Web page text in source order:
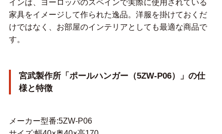
インは、ヨーロッパのスペインで実際に使用されている
家具をイメージして作られた逸品。洋服を掛けておくだ
けではなく、お部屋のインテリアとしても最適な商品で
す。
宮武製作所「ポールハンガー（5ZW-P06）」の仕
様と特徴
メーカー型番:5ZW-P06